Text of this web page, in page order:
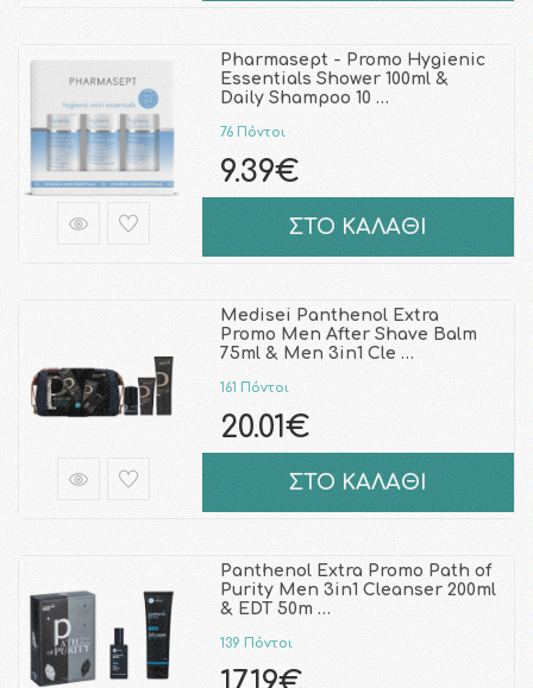
Pharmasept - Promo Hygienic
Essentials Shower 100ml &
Daily Shampoo 10 …
76 Πόντοι
9.39€
ΣΤΟ ΚΑΛΑΘΙ
Medisei Panthenol Extra
Promo Men After Shave Balm
75ml & Men 3in1 Cle …
161 Πόντοι
20.01€
ΣΤΟ ΚΑΛΑΘΙ
Panthenol Extra Promo Path of
Purity Men 3in1 Cleanser 200ml
& EDT 50m …
139 Πόντοι